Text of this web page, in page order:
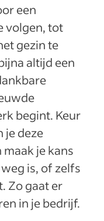
een
volgen, tot
gezin te
altijd een
begint. Keur
je deze
je kans
is, of zelfs
Zo gaat er
in je bedrijf.